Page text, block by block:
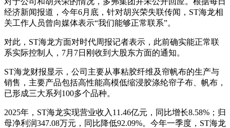
经济新闻报道，今年6月底，针对胡兴荣失联传闻，ST海龙相
关工作人员曾向媒体表示“我们能够正常联系”。
对此，ST海龙方面对时代周报记者表示，此前确实能正常联
系实际控制人，7月7日刚收到大股东方面的通知。
ST海龙财报显示，公司主要从事粘胶纤维及帘帆布的生产与
销售，主要产品包括高性能高模低缩浸胶涤纶帘子布、帆布，
已形成三大系列100多个品种。
2025年，ST海龙实现营业收入11.46亿元，同比增长8.58%；归
母净利润347.08万元，同比降低92.09%。今年一季度，ST海龙